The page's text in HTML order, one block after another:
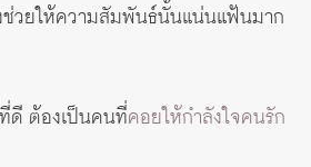
ช่วยให้ความสัมพันธ์นั้นแน่นแฟ้นมาก
ดี ต้องเป็นคนที่คอยให้กำลังใจคนรัก